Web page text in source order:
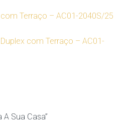
Terraço – AC01-2040S/25
com Terraço – AC01-
Sua Casa”